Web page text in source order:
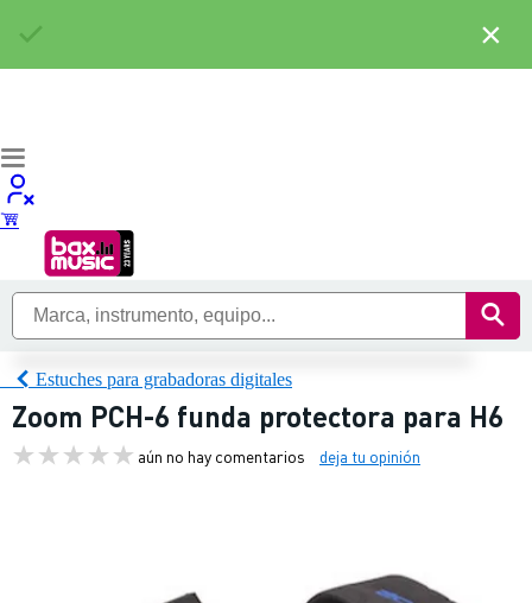
Estuches para grabadoras digitales
Zoom PCH-6 funda protectora para H6
aún no hay comentarios deja tu opinión
×